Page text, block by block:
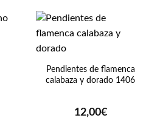
Pendientes de flamenca
calabaza y dorado 1406
12,00€